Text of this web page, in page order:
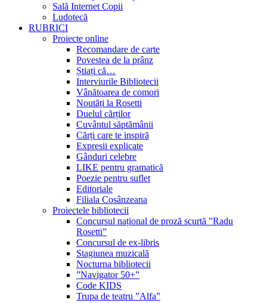
Sală Internet Copii
Ludotecă
RUBRICI
Proiecte online
Recomandare de carte
Povestea de la prânz
Știați că…
Interviurile Bibliotecii
Vânătoarea de comori
Noutăți la Rosetti
Duelul cărților
Cuvântul săptămânii
Cărți care te inspiră
Expresii explicate
Gânduri celebre
LIKE pentru gramatică
Poezie pentru suflet
Editoriale
Filiala Cosânzeana
Proiectele bibliotecii
Concursul național de proză scurtă ”Radu
Rosetti”
Concursul de ex-libris
Stagiunea muzicală
Nocturna bibliotecii
”Navigator 50+”
Code KIDS
Trupa de teatru ”Alfa”